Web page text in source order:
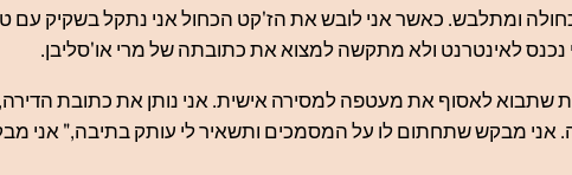
ומתלבש. כאשר אני לובש את הז'קט הכחול אני נתקל בשקיק עם
לאינטרנט ולא מתקשה למצוא את כתובתה של מרי או'סליבן.
שתבוא לאסוף את מעטפה למסירה אישית. אני נותן את כתובת
מבקש שתחתום לו על המסמכים ותשאיר לי עותק בתיבה," אני